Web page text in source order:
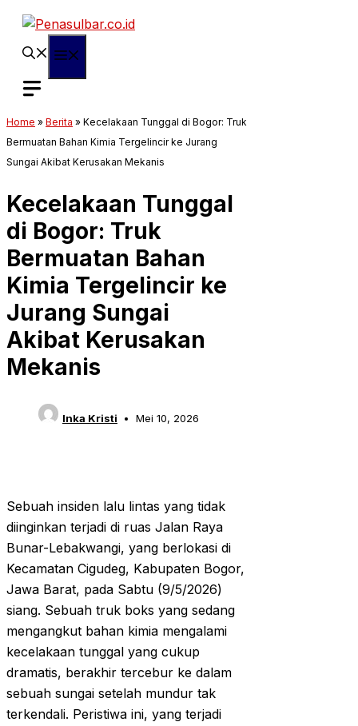
Langsung
Home » Berita » Kecelakaan Tunggal di Bogor: Truk
Bermuatan Bahan Kimia Tergelincir ke Jurang
Sungai Akibat Kerusakan Mekanis
Kecelakaan Tunggal
di Bogor: Truk
Bermuatan Bahan
Kimia Tergelincir ke
Jurang Sungai
Akibat Kerusakan
Mekanis
Inka Kristi Mei 10, 2026
Sebuah insiden lalu lintas yang tidak
diinginkan terjadi di ruas Jalan Raya
Bunar-Lebakwangi, yang berlokasi di
Kecamatan Cigudeg, Kabupaten Bogor,
Jawa Barat, pada Sabtu (9/5/2026)
siang. Sebuah truk boks yang sedang
mengangkut bahan kimia mengalami
kecelakaan tunggal yang cukup
dramatis, berakhir tercebur ke dalam
sebuah sungai setelah mundur tak
terkendali. Peristiwa ini, yang terjadi